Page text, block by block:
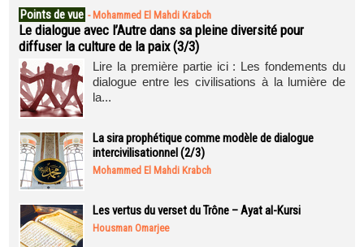
Points de vue - Mohammed El Mahdi Krabch
Le dialogue avec l’Autre dans sa pleine diversité pour
diffuser la culture de la paix (3/3)
Lire la première partie ici : Les fondements du
dialogue entre les civilisations à la lumière de
la...
La sira prophétique comme modèle de dialogue
intercivilisationnel (2/3)
Mohammed El Mahdi Krabch
Les vertus du verset du Trône – Ayat al-Kursi
Housman Omarjee